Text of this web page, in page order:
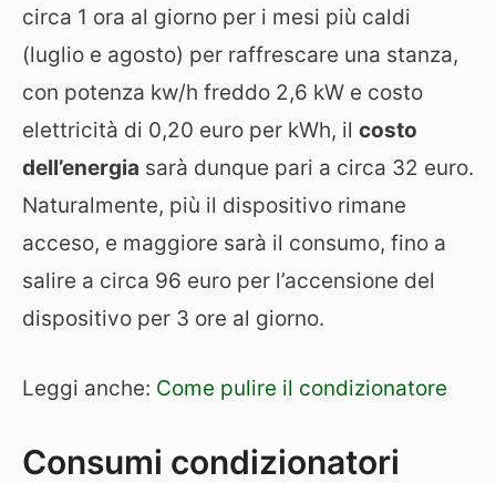
circa 1 ora al giorno per i mesi più caldi
(luglio e agosto) per raffrescare una stanza,
con potenza kw/h freddo 2,6 kW e costo
elettricità di 0,20 euro per kWh, il costo
dell’energia sarà dunque pari a circa 32 euro.
Naturalmente, più il dispositivo rimane
acceso, e maggiore sarà il consumo, fino a
salire a circa 96 euro per l’accensione del
dispositivo per 3 ore al giorno.
Leggi anche: Come pulire il condizionatore
Consumi condizionatori